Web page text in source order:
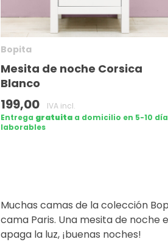
Bopita
Mesita de noche Corsica
Blanco
199,00
IVA incl.
Entrega gratuitaa domicilio en 5-10
laborables
Muchas camas de la colección
cama Paris. Una mesita de noche
apaga la luz, ¡buenas noches!